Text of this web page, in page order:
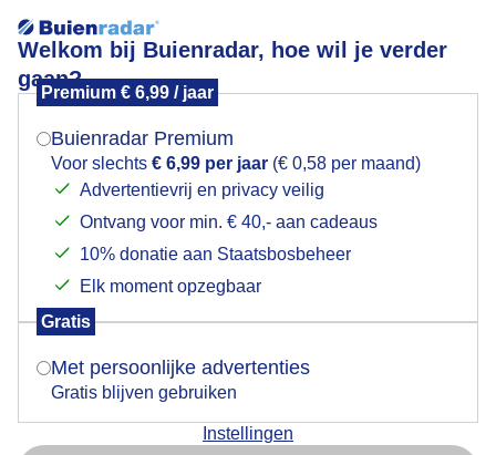
Welkom bij Buienradar, hoe wil je verder
gaan?
Premium € 6,99 / jaar
Buienradar Premium
Voor slechts € 6,99 per jaar (€ 0,58 per maand)
Advertentievrij en privacy veilig
Ontvang voor min. € 40,- aan cadeaus
10% donatie aan Staatsbosbeheer
Elk moment opzegbaar
Gratis
Met persoonlijke advertenties
Gratis blijven gebruiken
Instellingen
Prachtig zonovergoten nazomerweer
Mogen we je locatie gebruiken voor het
Indien je hier nog geen akkoord op hebt gegeven,
verschijnt er zo een pop-up uit je browser waarin
Is goed, toon de popup
Nu niet, misschien later